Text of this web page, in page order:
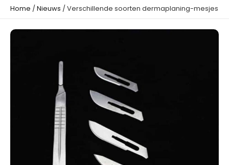
Home /Nieuws / Verschillende soorten dermaplaning-mesjes